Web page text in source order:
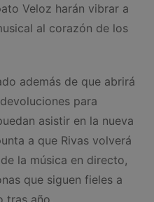
Veloz harán vibrar a
al corazón de los
además de que abrirá
para
asistir en la nueva
a que Rivas volverá
la música en directo,
que siguen fieles a
tras año.